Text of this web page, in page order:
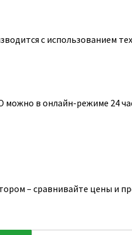
с использованием
в онлайн-режиме 24
– сравнивайте цены и